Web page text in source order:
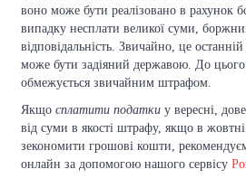
воно може бути реалізовано в рахунок
випадку несплати великої суми,
відповідальність. Звичайно, це
може бути задіяний державою. До
обмежується звичайним штрафом.
Якщо сплатити податки у вересні,
від суми в якості штрафу, якщо в
зекономити грошові кошти,
онлайн за допомогою нашого сервісу